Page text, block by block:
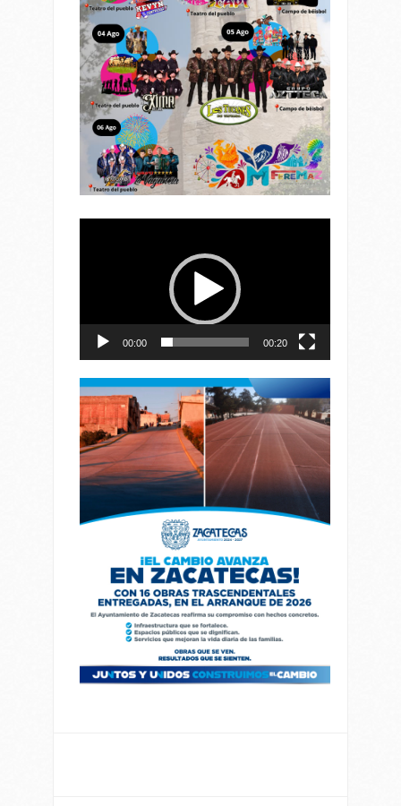
00:00 00:20